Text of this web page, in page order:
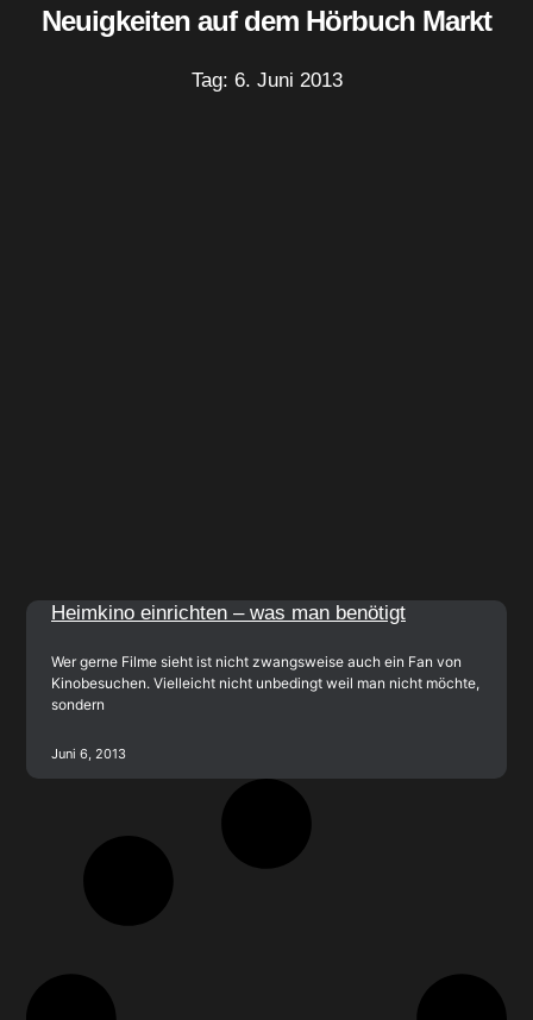
Neuigkeiten auf dem Hörbuch Markt
Tag: 6. Juni 2013
Heimkino einrichten – was man benötigt
Wer gerne Filme sieht ist nicht zwangsweise auch ein Fan von
Kinobesuchen. Vielleicht nicht unbedingt weil man nicht möchte,
sondern
Juni 6, 2013